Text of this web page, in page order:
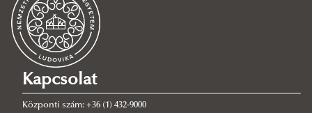
Kapcsolat
Központi szám: +36 (1) 432-9000